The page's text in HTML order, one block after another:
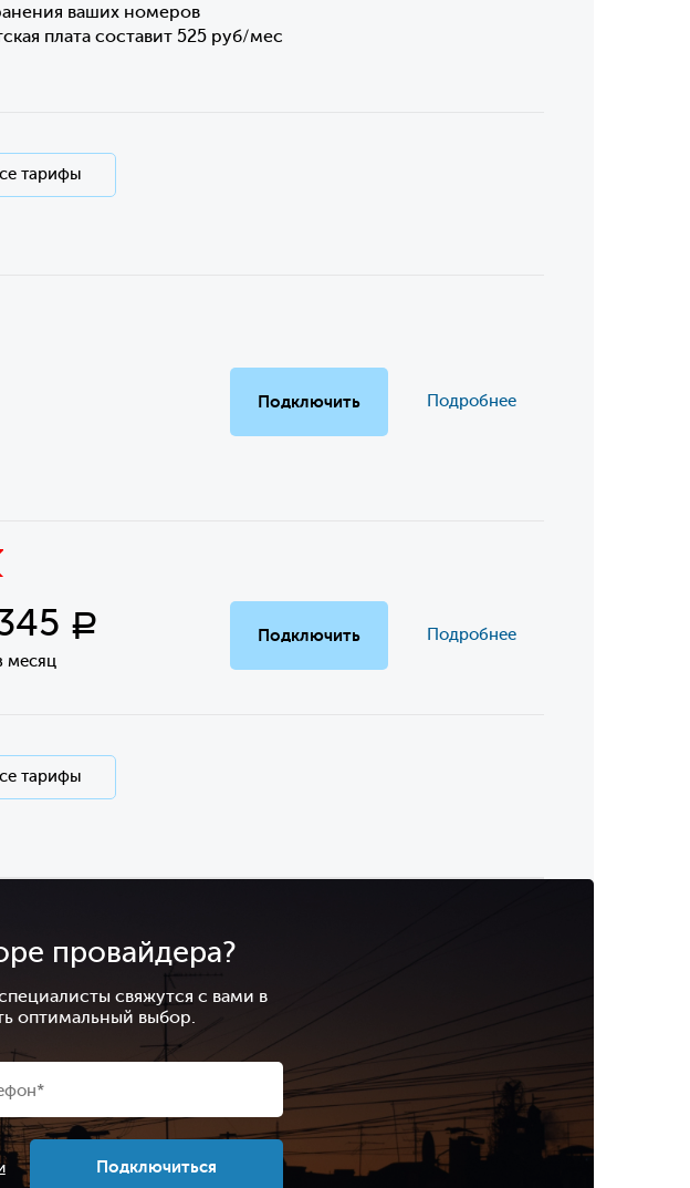
ваших номеров
плата составит 525 руб/мес
тарифы
Подключить Подробнее
Р
месяц
Подключить Подробнее
тарифы
провайдера?
свяжутся с вами в
оптимальный выбор.
Подключиться